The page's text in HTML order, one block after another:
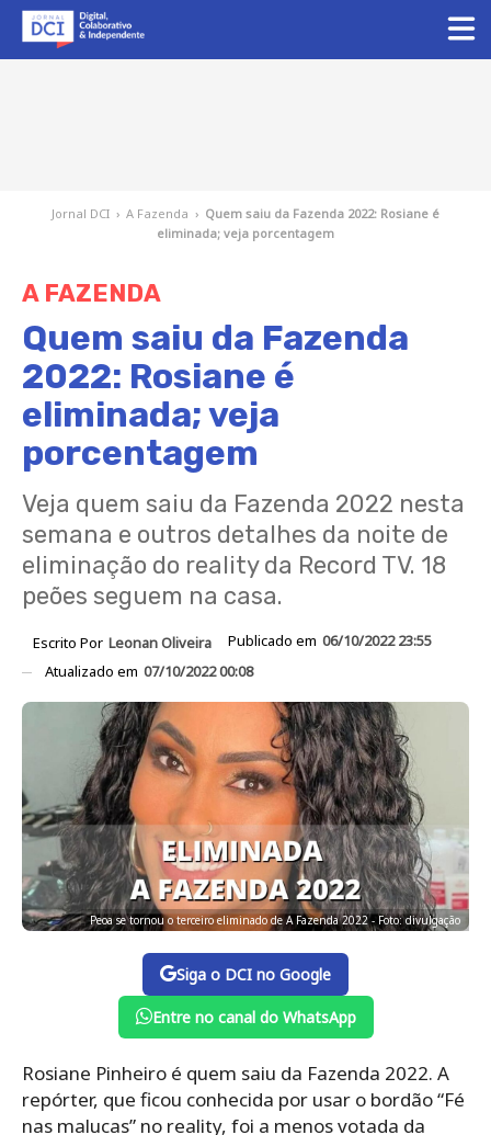
Jornal DCI › A Fazenda › Quem saiu da Fazenda 2022: Rosiane é
eliminada; veja porcentagem
A FAZENDA
Quem saiu da Fazenda
2022: Rosiane é
eliminada; veja
porcentagem
Veja quem saiu da Fazenda 2022 nesta
semana e outros detalhes da noite de
eliminação do reality da Record TV. 18
peões seguem na casa.
Escrito Por Leonan Oliveira Publicado em 06/10/2022 23:55
Atualizado em 07/10/2022 00:08
Peoa se tornou o terceiro eliminado de A Fazenda 2022 - Foto: divulgação
Siga o DCI no Google
Entre no canal do WhatsApp
Rosiane Pinheiro é quem saiu da Fazenda 2022. A
repórter, que ficou conhecida por usar o bordão “Fé
nas malucas” no reality, foi a menos votada da